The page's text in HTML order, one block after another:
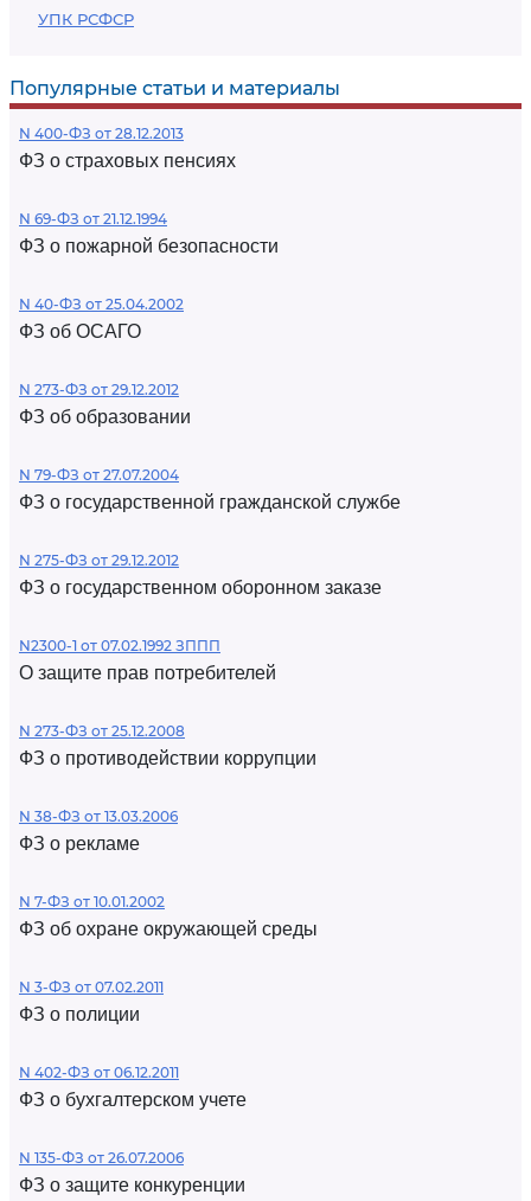
УПК РСФСР
Популярные статьи и материалы
N 400-ФЗ от 28.12.2013
ФЗ о страховых пенсиях
N 69-ФЗ от 21.12.1994
ФЗ о пожарной безопасности
N 40-ФЗ от 25.04.2002
ФЗ об ОСАГО
N 273-ФЗ от 29.12.2012
ФЗ об образовании
N 79-ФЗ от 27.07.2004
ФЗ о государственной гражданской службе
N 275-ФЗ от 29.12.2012
ФЗ о государственном оборонном заказе
N2300-1 от 07.02.1992 ЗППП
О защите прав потребителей
N 273-ФЗ от 25.12.2008
ФЗ о противодействии коррупции
N 38-ФЗ от 13.03.2006
ФЗ о рекламе
N 7-ФЗ от 10.01.2002
ФЗ об охране окружающей среды
N 3-ФЗ от 07.02.2011
ФЗ о полиции
N 402-ФЗ от 06.12.2011
ФЗ о бухгалтерском учете
N 135-ФЗ от 26.07.2006
ФЗ о защите конкуренции